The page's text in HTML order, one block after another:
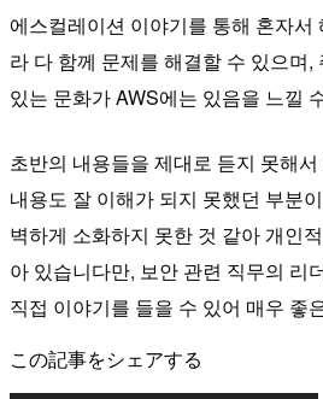
에스컬레이션 이야기를 통해 혼자서
라 다 함께 문제를 해결할 수 있으며
있는 문화가 AWS에는 있음을 느낄
초반의 내용들을 제대로 듣지 못해
내용도 잘 이해가 되지 못했던 부분
벽하게 소화하지 못한 것 같아 개인
아 있습니다만, 보안 관련 직무의 리
직접 이야기를 들을 수 있어 매우 좋
この記事をシェアする